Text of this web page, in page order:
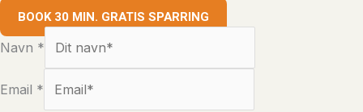
BOOK 30 MIN. GRATIS SPARRING
Navn *
Email *